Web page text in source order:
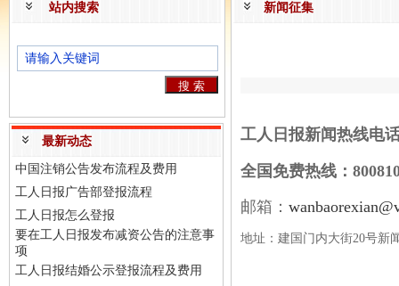
站内搜索
最新动态
中国注销公告发布流程及费用
工人日报广告部登报流程
工人日报怎么登报
要在工人日报发布减资公告的注意事
项
工人日报结婚公示登报流程及费用
新闻征集
工人日报新闻热线电
全国免费热线：
邮箱：
地址：建国门内大街20号新